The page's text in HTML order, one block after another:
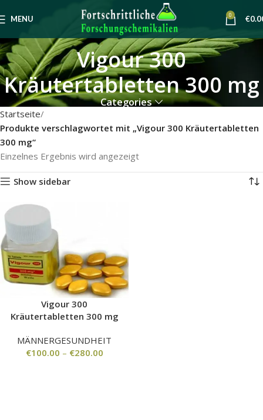
MENU 0 €
Vigour 300
Kräutertabletten 300 mg
Categories
Startseite
Produkte verschlagwortet mit „Vigour 300 Kräutertabletten
300 mg“
Einzelnes Ergebnis wird angezeigt
Show sidebar
Vigour 300
Kräutertabletten 300 mg
MÄNNERGESUNDHEIT
€100.00 – €280.00